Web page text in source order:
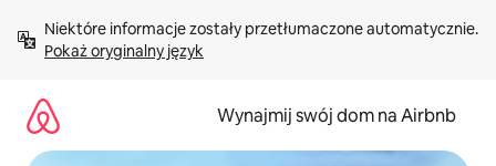
treści Pokaż oryginalny język
Wynajmij swój dom na Airbnb